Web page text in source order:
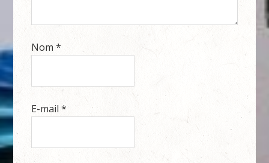
Nom*
E-mail*